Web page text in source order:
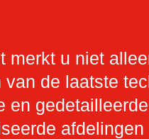
u niet
de laatste
afdelingen